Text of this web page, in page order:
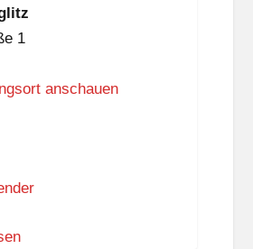
1
anschauen